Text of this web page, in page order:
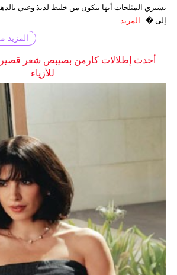
نشتري المثلجات أنها تتكون من خليط لذيذ وغني
إلى �... المزيد
المزيد
أحدث إطلالات كارمن بصيبص شعر قصير
للأزياء